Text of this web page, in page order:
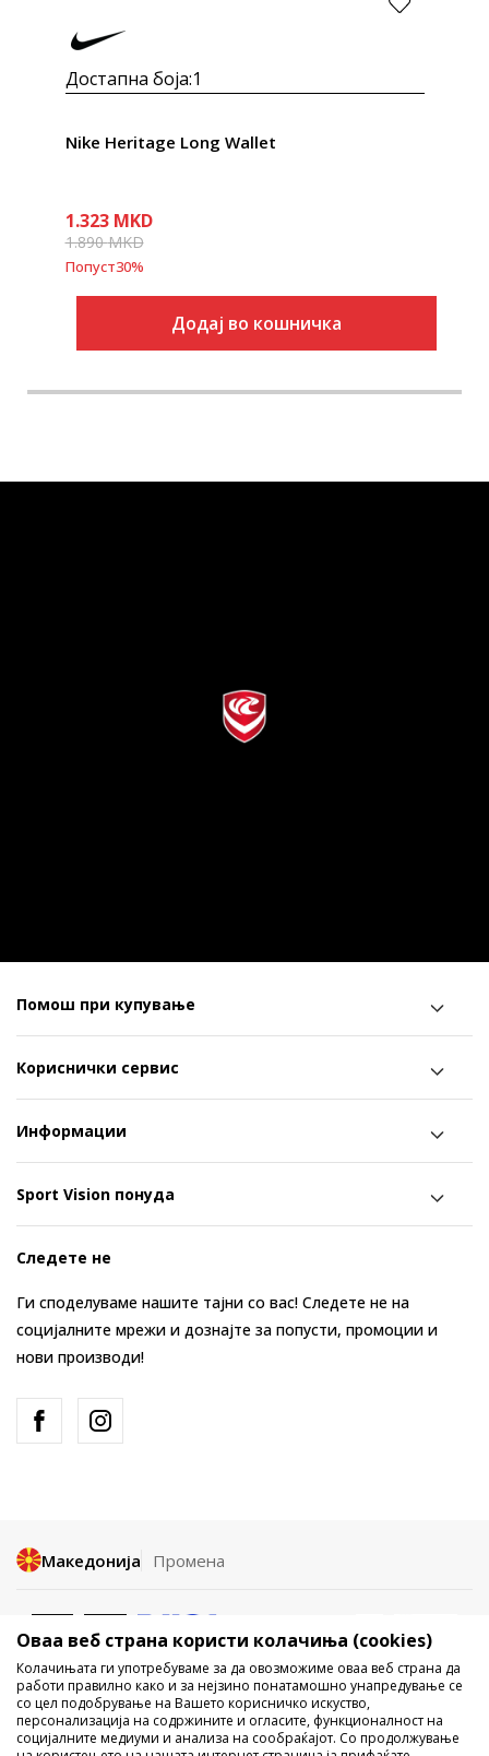
Достапна боја:1
Nike Heritage Long Wallet
1.323 MKD
1.890MKD
Попуст30%
Додај во кошничка
Помош при купување
Кориснички сервис
Информации
Sport Vision понуда
Следете не
Ги споделуваме нашите тајни со вас! Следете не на
социјалните мрежи и дознајте за попусти, промоции и
нови производи!
Македонија Промена
Не е дозволено превземање или користење на содржината од
интернет страните на Sport Vision, делумно или целосно a се
Оваа веб страна користи колачиња (cookies)
Колачињата ги употребуваме за да овозможиме оваа веб страна да
работи правилно како и за нејзино понатамошно унапредување се
со цел подобрување на Вашето корисничко искуство,
персонализација на содржините и огласите, функционалност на
социјалните медиуми и анализа на сообраќајот. Со продолжување